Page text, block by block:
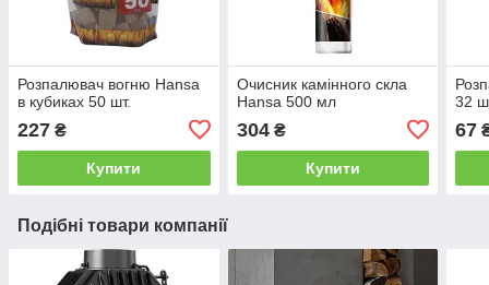
Розпалювач вогню Hansa
в кубиках 50 шт.
227 ₴
Купити
Очисник камінного скла
Hansa 500 мл
304₴
Купити
32
67
Подібні товари компанії